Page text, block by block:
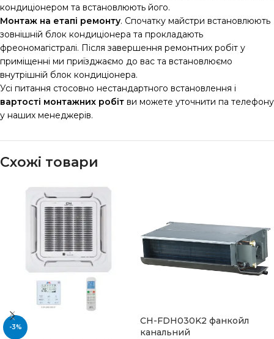
кондиціонером та встановлюють його.
Монтаж на етапі ремонту. Спочатку майстри встановлюють
зовнішній блок кондиціонера та прокладають
фреономагістралі. Після завершення ремонтних робіт у
приміщенні ми приїзджаємо до вас та встановлюємо
внутрішній блок кондиціонера.
Усі питання стосовно нестандартного встановлення і
вартості монтажних робіт ви можете уточнити па телефону
у наших менеджерів.
Схожі товари
-3%
CH-FDH030K2 фанкойл
канальний